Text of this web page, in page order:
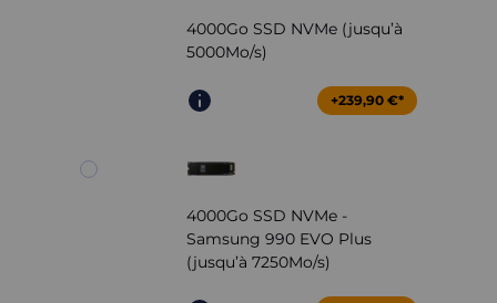
4000Go SSD NVMe (jusqu’à
5000Mo/s)
+239,90 €*
4000Go SSD NVMe -
Samsung 990 EVO Plus
(jusqu’à 7250Mo/s)